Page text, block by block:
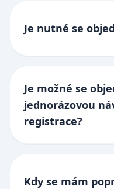
Je nutné se
Je možné se
jednorázovou
registrace?
Kdy se mám